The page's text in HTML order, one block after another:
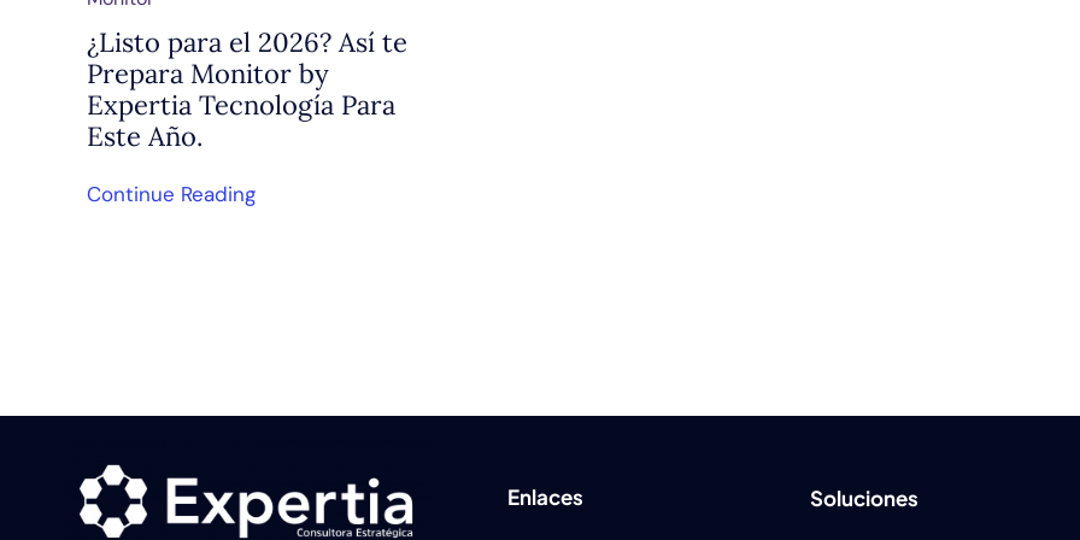
¿Listo para el 2026? Así te
Prepara Monitor by
Expertia Tecnología Para
Este Año.
Continue Reading
Enlaces Soluciones